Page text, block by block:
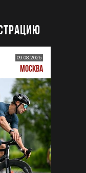
09.08.2026
МОСКВА